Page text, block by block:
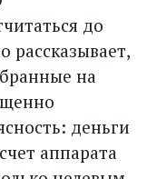
до
рассказывает,
на
деньги
аппарата